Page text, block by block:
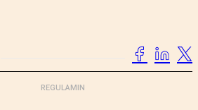
REGULAMIN